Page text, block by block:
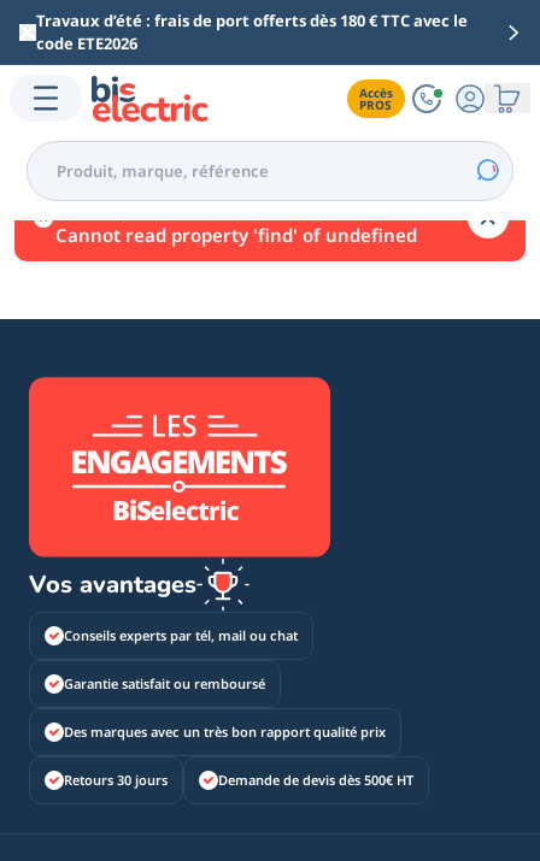
Aller au contenu principal
Travaux d’été : frais de port offerts dès 180 € TTC avec le
code ETE2026
Accès
PROS
Une erreur est survenue.
Cannot read property 'find' of undefined
Vos avantages
Conseils experts par tél, mail ou chat
Garantie satisfait ou remboursé
Des marques avec un très bon rapport qualité prix
Retours 30 jours Demande de devis dès 500€ HT